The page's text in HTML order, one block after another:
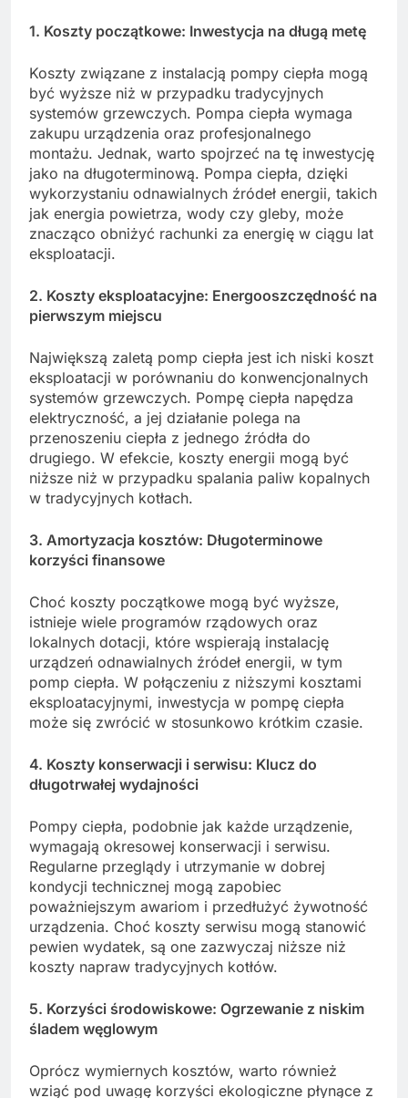
1. Koszty początkowe: Inwestycja na długą metę
Koszty związane z instalacją pompy ciepła mogą
być wyższe niż w przypadku tradycyjnych
systemów grzewczych. Pompa ciepła wymaga
zakupu urządzenia oraz profesjonalnego
montażu. Jednak, warto spojrzeć na tę inwestycję
jako na długoterminową. Pompa ciepła, dzięki
wykorzystaniu odnawialnych źródeł energii, takich
jak energia powietrza, wody czy gleby, może
znacząco obniżyć rachunki za energię w ciągu lat
eksploatacji.
2. Koszty eksploatacyjne: Energooszczędność na
pierwszym miejscu
Największą zaletą pomp ciepła jest ich niski koszt
eksploatacji w porównaniu do konwencjonalnych
systemów grzewczych. Pompę ciepła napędza
elektryczność, a jej działanie polega na
przenoszeniu ciepła z jednego źródła do
drugiego. W efekcie, koszty energii mogą być
niższe niż w przypadku spalania paliw kopalnych
w tradycyjnych kotłach.
3. Amortyzacja kosztów: Długoterminowe
korzyści finansowe
Choć koszty początkowe mogą być wyższe,
istnieje wiele programów rządowych oraz
lokalnych dotacji, które wspierają instalację
urządzeń odnawialnych źródeł energii, w tym
pomp ciepła. W połączeniu z niższymi kosztami
eksploatacyjnymi, inwestycja w pompę ciepła
może się zwrócić w stosunkowo krótkim czasie.
4. Koszty konserwacji i serwisu: Klucz do
długotrwałej wydajności
Pompy ciepła, podobnie jak każde urządzenie,
wymagają okresowej konserwacji i serwisu.
Regularne przeglądy i utrzymanie w dobrej
kondycji technicznej mogą zapobiec
poważniejszym awariom i przedłużyć żywotność
urządzenia. Choć koszty serwisu mogą stanowić
pewien wydatek, są one zazwyczaj niższe niż
koszty napraw tradycyjnych kotłów.
5. Korzyści środowiskowe: Ogrzewanie z niskim
śladem węglowym
Oprócz wymiernych kosztów, warto również
wziąć pod uwagę korzyści ekologiczne płynące z